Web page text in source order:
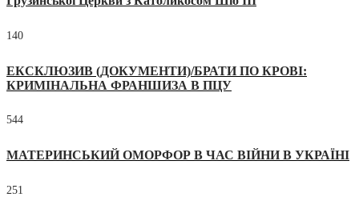
140
ЕКСКЛЮЗИВ (ДОКУМЕНТИ)/БРАТИ ПО КРОВІ:
КРИМІНАЛЬНА ФРАНШИЗА В ПЦУ
544
МАТЕРИНСЬКИЙ ОМОРФОР В ЧАС ВІЙНИ В УКРАЇНІ
251